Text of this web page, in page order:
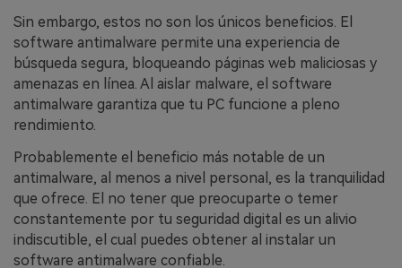
Sin embargo, estos no son los únicos beneficios. El
software antimalware permite una experiencia de
búsqueda segura, bloqueando páginas web maliciosas y
amenazas en línea. Al aislar malware, el software
antimalware garantiza que tu PC funcione a pleno
rendimiento.
Probablemente el beneficio más notable de un
antimalware, al menos a nivel personal, es la tranquilidad
que ofrece. El no tener que preocuparte o temer
constantemente por tu seguridad digital es un alivio
indiscutible, el cual puedes obtener al instalar un
software antimalware confiable.